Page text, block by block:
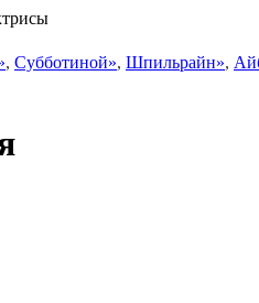
, Субботиной», Шпильрайн»,